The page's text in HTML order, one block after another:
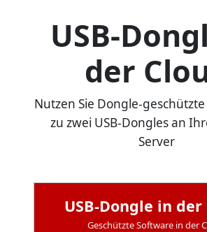
USB-
der
Nutzen Sie Dongle-
zu zwei USB-Dongles an
Server
USB-Dongle in der
Geschützte Software in der